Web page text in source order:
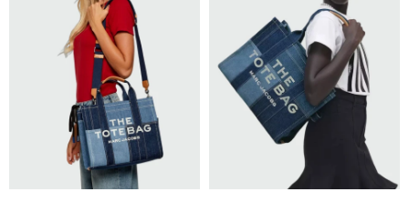
SELECCIONAR TALLE SELECCIONAR TALLE